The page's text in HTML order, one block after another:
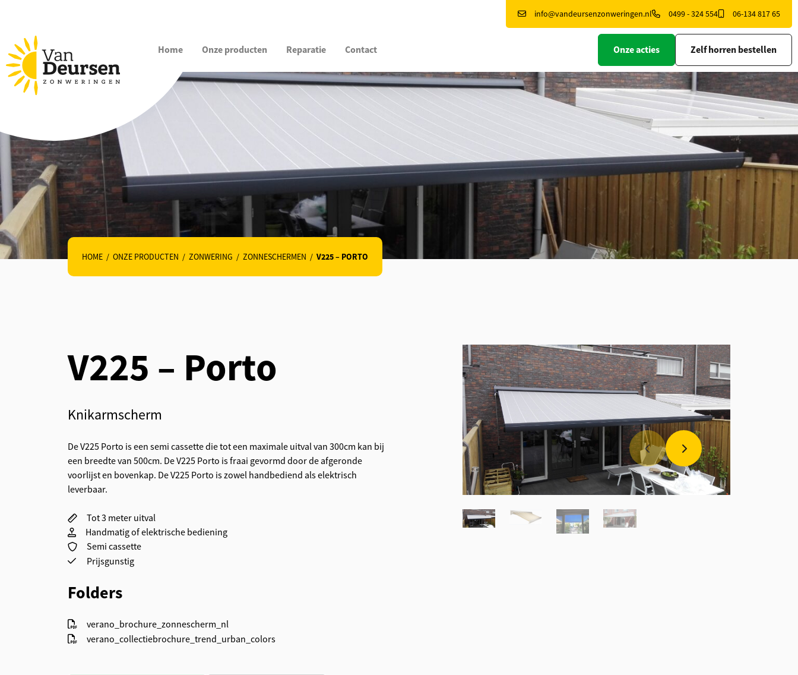
Home Onze producten Reparatie Contact Onze acties Zelf horren bestellen
info@vandeursenzonweringen.nl 0499 - 324 554 06-134 817 65
HOME / ONZE PRODUCTEN / ZONWERING / ZONNESCHERMEN / V225 – PORTO
V225 – Porto
Knikarmscherm
De V225 Porto is een semi cassette die tot een maximale uitval van 300cm kan bij
een breedte van 500cm. De V225 Porto is fraai gevormd door de afgeronde
voorlijst en bovenkap. De V225 Porto is zowel handbediend als elektrisch
leverbaar.
Tot 3 meter uitval
Handmatig of elektrische bediening
Semi cassette
Prijsgunstig
Folders
verano_brochure_zonnescherm_nl
verano_collectiebrochure_trend_urban_colors